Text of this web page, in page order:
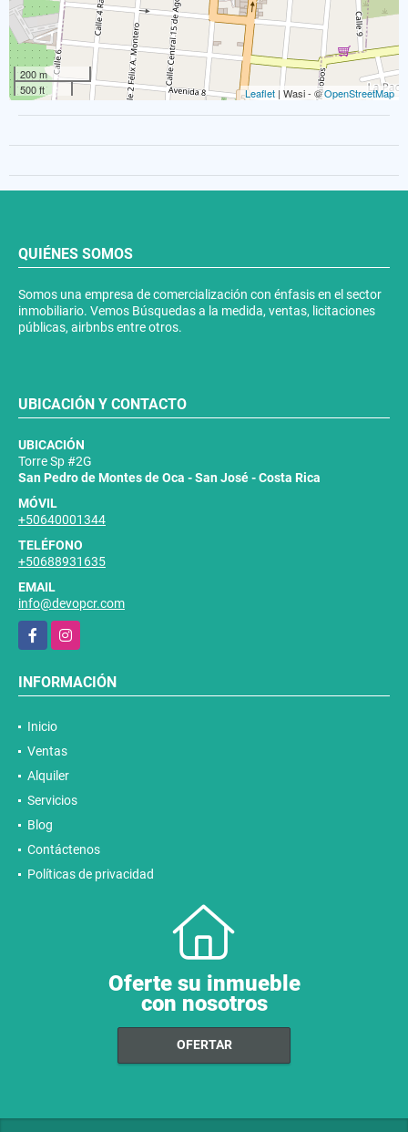
200 m
500 ft
Leaflet | Wasi - ©OpenStreetMap
QUIÉNES SOMOS
Somos una empresa de comercialización con énfasis en el sector
inmobiliario. Vemos Búsquedas a la medida, ventas, licitaciones
públicas, airbnbs entre otros.
UBICACIÓN Y CONTACTO
UBICACIÓN
Torre Sp #2G
San Pedro de Montes de Oca - San José - Costa Rica
MÓVIL
+50640001344
TELÉFONO
+50688931635
EMAIL
info@devopcr.com
FacebookInstagram
INFORMACIÓN
Inicio
Ventas
Alquiler
Servicios
Blog
Contáctenos
Políticas de privacidad
Oferte su inmueble
con nosotros
OFERTAR